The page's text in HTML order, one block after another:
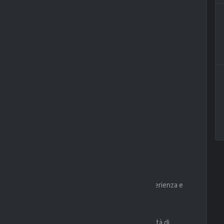
di riferimento offensivo, grazie alla sua esperienza e